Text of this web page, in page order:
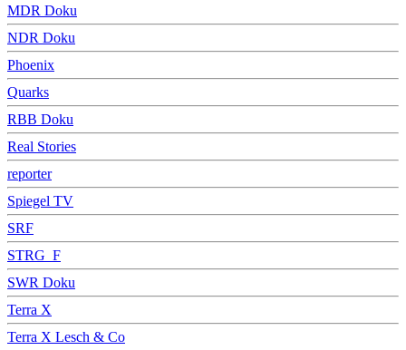
MDR Doku
NDR Doku
Phoenix
Quarks
RBB Doku
Real Stories
reporter
Spiegel TV
SRF
STRG_F
SWR Doku
Terra X
Terra X Lesch & Co